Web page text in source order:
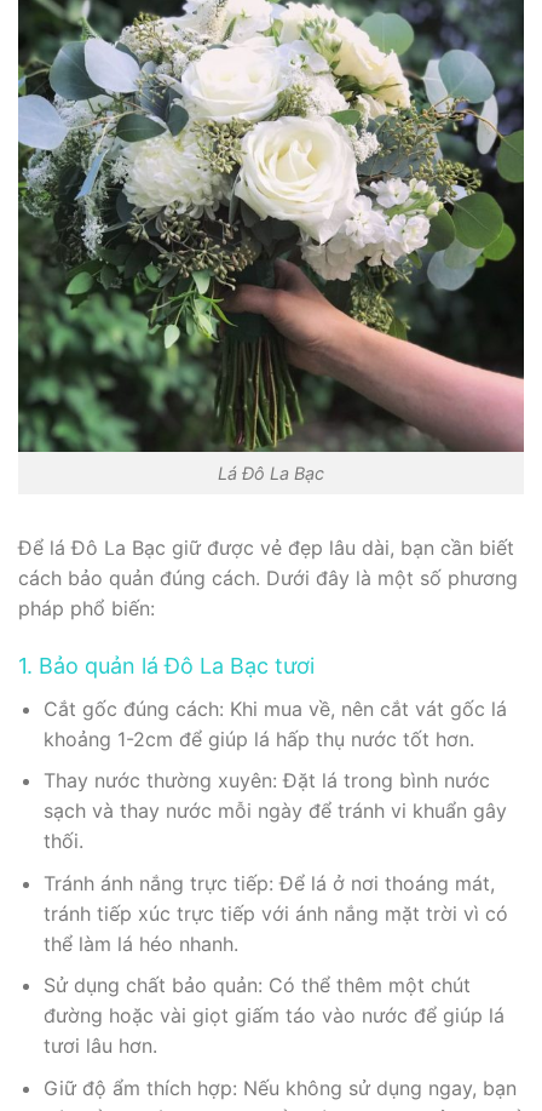
Lá Đô La Bạc
Để lá Đô La Bạc giữ được vẻ đẹp lâu dài, bạn cần biết
cách bảo quản đúng cách. Dưới đây là một số phương
pháp phổ biến:
1. Bảo quản lá Đô La Bạc tươi
Cắt gốc đúng cách: Khi mua về, nên cắt vát gốc lá
khoảng 1-2cm để giúp lá hấp thụ nước tốt hơn.
Thay nước thường xuyên: Đặt lá trong bình nước
sạch và thay nước mỗi ngày để tránh vi khuẩn gây
thối.
Tránh ánh nắng trực tiếp: Để lá ở nơi thoáng mát,
tránh tiếp xúc trực tiếp với ánh nắng mặt trời vì có
thể làm lá héo nhanh.
Sử dụng chất bảo quản: Có thể thêm một chút
đường hoặc vài giọt giấm táo vào nước để giúp lá
tươi lâu hơn.
Giữ độ ẩm thích hợp: Nếu không sử dụng ngay, bạn